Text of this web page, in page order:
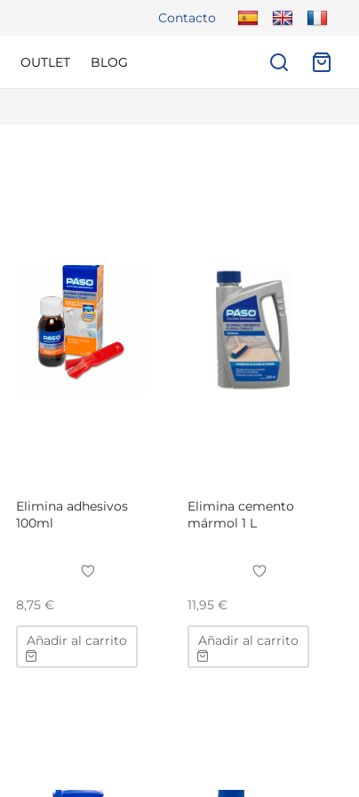
Contacto
OUTLET BLOG
Elimina adhesivos
100ml
8,75 €
Añadir al carrito
Elimina cemento
mármol 1 L
11,95 €
Añadir al carrito